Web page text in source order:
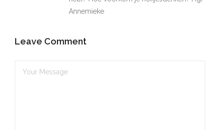
Annemieke
Leave Comment